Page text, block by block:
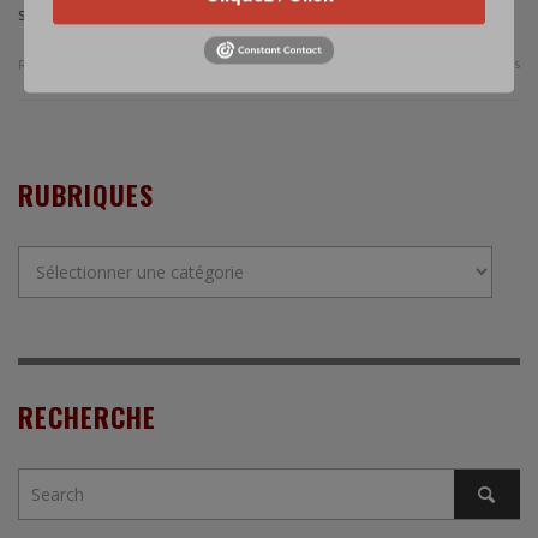
salon Euronaval 2014.
Read more 0 Comments
RUBRIQUES
RECHERCHE